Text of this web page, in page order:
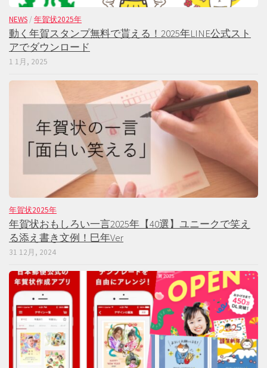
NEWS/ 年賀状2025年
動く年賀スタンプ無料で貰える！2025年LINE公式スト
アでダウンロード
1 1月, 2025
年賀状2025年
年賀状おもしろい一言2025年【40選】ユニークで笑え
る添え書き文例！巳年Ver
31 12月, 2024